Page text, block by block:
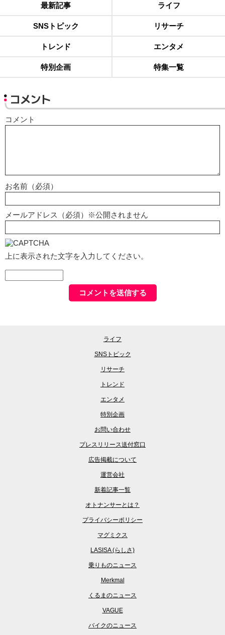
最新記事 ライフ
SNSトピック リサーチ
トレンド エンタメ
特別企画 特集一覧
コメント
コメント
お名前（必須）
メールアドレス（必須）※公開されません
上に表示された文字を入力してください。
ライフ
SNSトピック
リサーチ
トレンド
エンタメ
特別企画
お問い合わせ
プレスリリース送付窓口
広告掲載について
運営会社
新着記事一覧
オトナンサーとは？
プライバシーポリシー
マグミクス
LASISA (らしさ)
乗りものニュース
Merkmal
くるまのニュース
VAGUE
バイクのニュース